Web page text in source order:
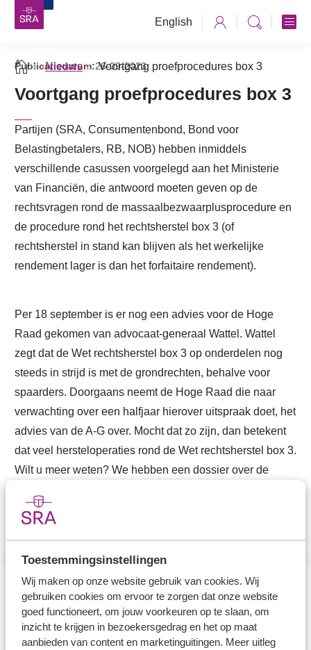
Toestemmingsinstellingen
Wij maken op onze website gebruik van cookies. Wij
gebruiken cookies om ervoor te zorgen dat onze website
goed functioneert, om jouw voorkeuren op te slaan, om
inzicht te krijgen in bezoekersgedrag en het op maat
aanbieden van content en marketinguitingen. Meer uitleg
English
Nieuws Voortgang proefprocedures box 3
Publicatiedatum:26-09-2023
Voortgang proefprocedures box 3
Partijen (SRA, Consumentenbond, Bond voor
Belastingbetalers, RB, NOB) hebben inmiddels
verschillende casussen voorgelegd aan het Ministerie
van Financiën, die antwoord moeten geven op de
rechtsvragen rond de massaalbezwaarplusprocedure en
de procedure rond het rechtsherstel box 3 (of
rechtsherstel in stand kan blijven als het werkelijke
rendement lager is dan het forfaitaire rendement).
Per 18 september is er nog een advies voor de Hoge
Raad gekomen van advocaat-generaal Wattel. Wattel
zegt dat de Wet rechtsherstel box 3 op onderdelen nog
steeds in strijd is met de grondrechten, behalve voor
spaarders. Doorgaans neemt de Hoge Raad die naar
verwachting over een halfjaar hierover uitspraak doet, het
advies van de A-G over. Mocht dat zo zijn, dan betekent
dat veel hersteloperaties rond de Wet rechtsherstel box 3.
Wilt u meer weten? We hebben een dossier over de
Direct naar
Stel je vaktechnische vraag